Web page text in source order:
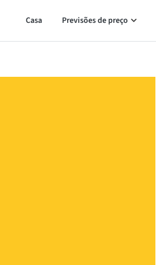
Casa Previsões de preço